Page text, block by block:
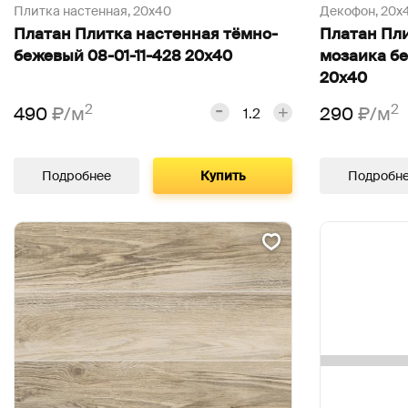
Плитка настенная,20х40
Платан Плитка настенная тёмно-
бежевый 08-01-11-428 20х40
490₽/м2
Подробнее Купить
Декофон,
Платан
мозаика
20х40
290₽/м2